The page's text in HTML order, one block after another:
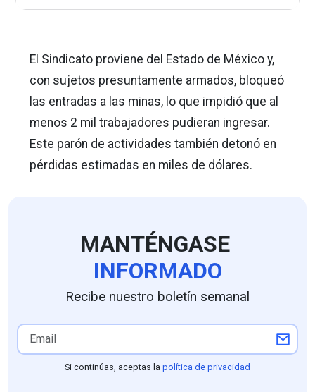
El Sindicato proviene del Estado de México y,
con sujetos presuntamente armados, bloqueó
las entradas a las minas, lo que impidió que al
menos 2 mil trabajadores pudieran ingresar.
Este parón de actividades también detonó en
pérdidas estimadas en miles de dólares.
MANTÉNGASE
INFORMADO
Recibe nuestro boletín semanal
Si continúas, aceptas la política de privacidad